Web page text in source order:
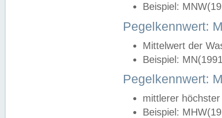
Beispiel:
Pegelkennwert:
Mittelwert der
Beispiel:
Pegelkennwert:
mittlerer
Beispiel: